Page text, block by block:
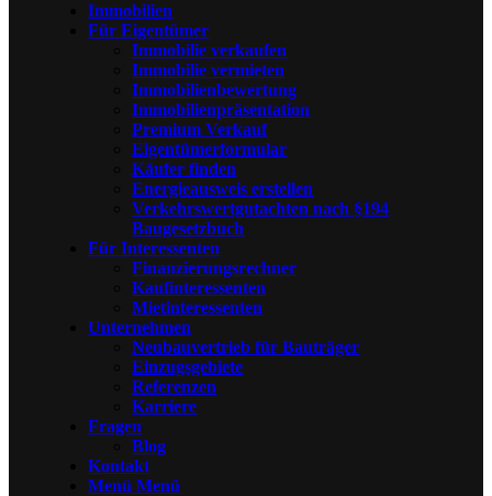
Immobilien
Für Eigentümer
Immobilie verkaufen
Immobilie vermieten
Immobilienbewertung
Immobilienpräsentation
Premium Verkauf
Eigentümerformular
Käufer finden
Energieausweis erstellen
Verkehrswertgutachten nach §194
Baugesetzbuch
Für Interessenten
Finanzierungsrechner
Kaufinteressenten
Mietinteressenten
Unternehmen
Neubauvertrieb für Bauträger
Einzugsgebiete
Referenzen
Karriere
Fragen
Blog
Kontakt
Menü Menü